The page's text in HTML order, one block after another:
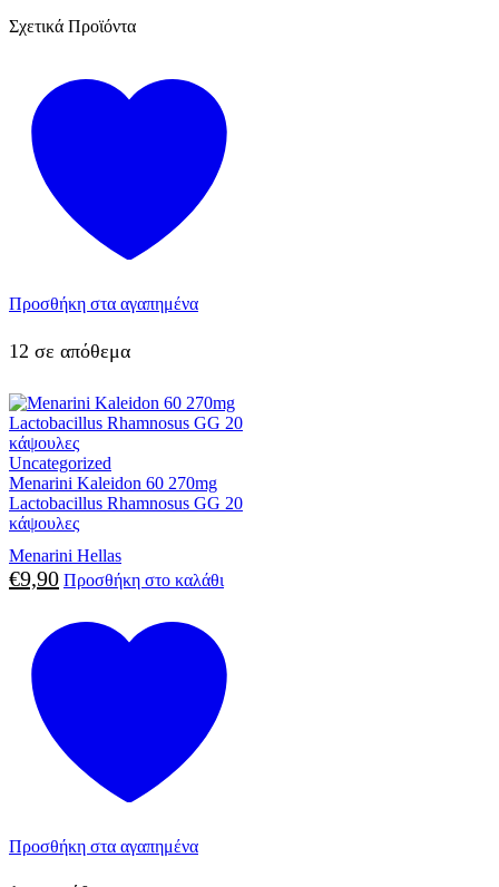
Σχετικά Προϊόντα
Προσθήκη στα αγαπημένα
12 σε απόθεμα
Uncategorized
Menarini Kaleidon 60 270mg
Lactobacillus Rhamnosus GG 20
κάψουλες
Menarini Hellas
€9,90 Προσθήκη στο καλάθι
Προσθήκη στα αγαπημένα